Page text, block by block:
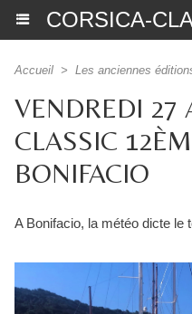
CORSICA-
Accueil > Les anciennes
VENDREDI 27
CLASSIC
BONIFACIO
A Bonifacio, la météo dicte le